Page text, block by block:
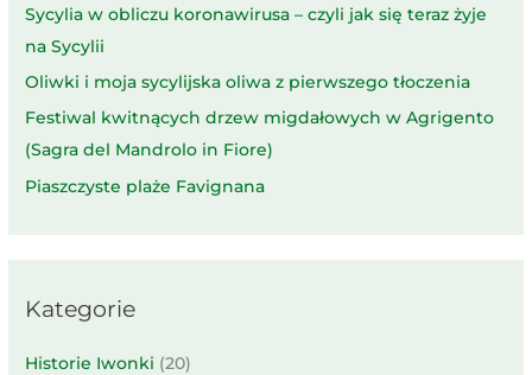
Sycylia w obliczu koronawirusa – czyli jak się teraz żyje
na Sycylii
Oliwki i moja sycylijska oliwa z pierwszego tłoczenia
Festiwal kwitnących drzew migdałowych w Agrigento
(Sagra del Mandrolo in Fiore)
Piaszczyste plaże Favignana
Kategorie
Historie Iwonki (20)